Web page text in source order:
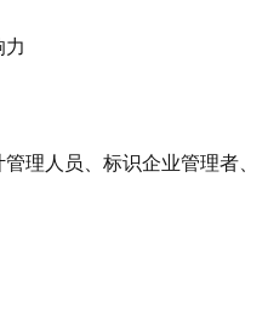
力
理人员、标识企业管理者、